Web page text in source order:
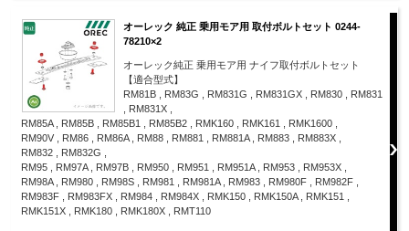
オーレック 純正 乗用モア用 取付ボルトセット 0244-
78210×2
オーレック純正 乗用モア用 ナイフ取付ボルトセット
【適合型式】
RM81B , RM83G , RM831G , RM831GX , RM830 , RM831
, RM831X ,
RM85A , RM85B , RM85B1 , RM85B2 , RMK160 , RMK161 , RMK1600 ,
RM90V , RM86 , RM86A , RM88 , RM881 , RM881A , RM883 , RM883X ,
RM832 , RM832G ,
RM95 , RM97A , RM97B , RM950 , RM951 , RM951A , RM953 , RM953X ,
RM98A , RM980 , RM98S , RM981 , RM981A , RM983 , RM980F , RM982F ,
RM983F , RM983FX , RM984 , RM984X , RMK150 , RMK150A , RMK151 ,
RMK151X , RMK180 , RMK180X , RMT110